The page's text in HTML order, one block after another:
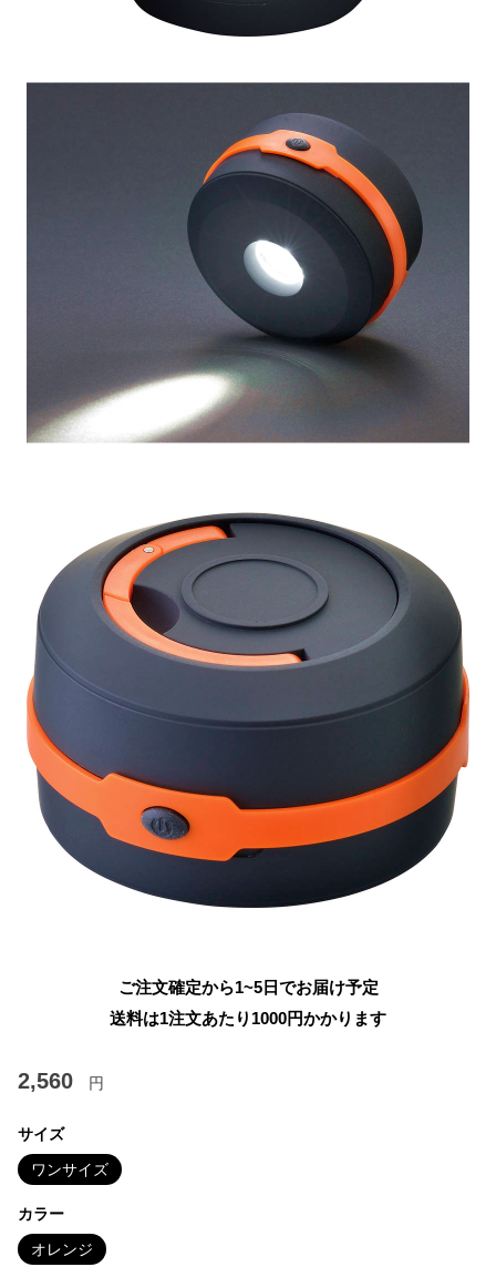
ご注文確定から1~5日でお届け予定
送料は1注文あたり 1000円かかります
2,560 円
サイズ
ワンサイズ
カラー
オレンジ